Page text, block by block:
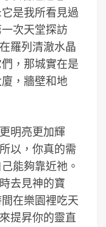
是我所看見過
次天堂探訪
羅列清澈水晶
，那城實在是
，牆壁和地
明亮更加輝
以，你真的需
能夠靠近祂。
去見神的寶
在樂園裡吃天
提昇你的靈直